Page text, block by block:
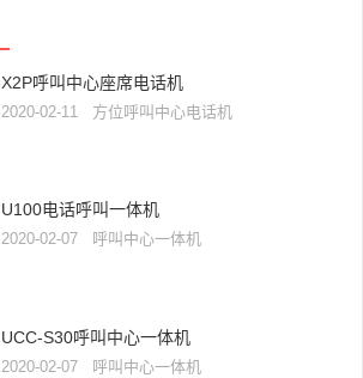
X2P呼叫中心座席电话机
2020-02-11 方位呼叫中心电话机
U100电话呼叫一体机
2020-02-07 呼叫中心一体机
UCC-S30呼叫中心一体机
2020-02-07 呼叫中心一体机